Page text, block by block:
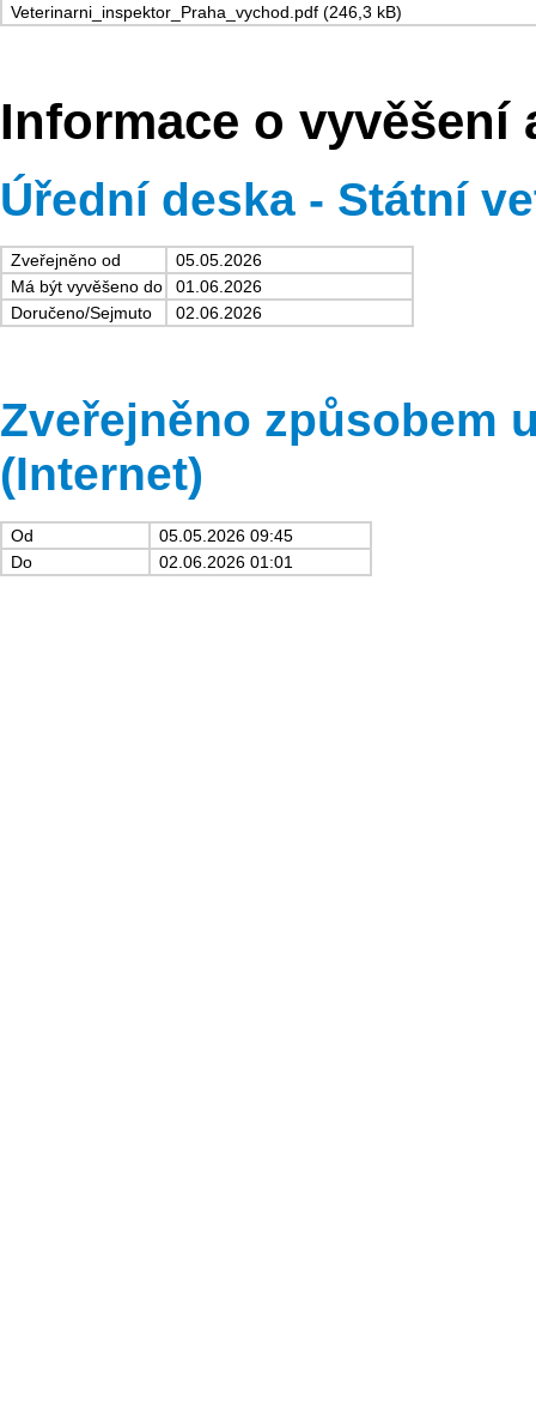
Veterinarni_inspektor_Praha_vychod.pdf (246,3 kB)
Informace o vyvěšení
Úřední deska - Státní
Zveřejněno od
05.05.2026
Má být vyvěšeno do
01.06.2026
Doručeno/Sejmuto
02.06.2026
Zveřejněno způsobem
(Internet)
Od
05.05.2026 09:45
Do
02.06.2026 01:01